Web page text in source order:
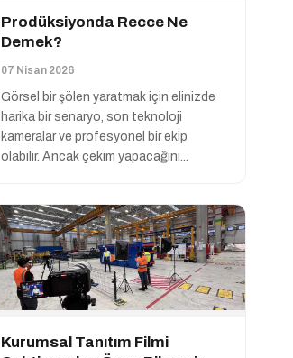
Prodüksiyonda Recce Ne
Demek?
07 Nisan 2026
Görsel bir şölen yaratmak için elinizde
harika bir senaryo, son teknoloji
kameralar ve profesyonel bir ekip
olabilir. Ancak çekim yapacağını...
Kurumsal Tanıtım Filmi